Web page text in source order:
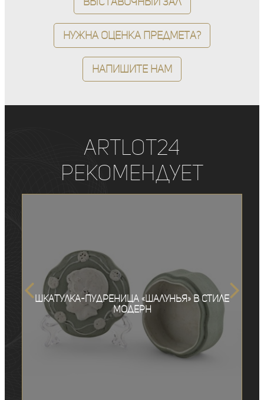
Нужна оценка предмета?
Напишите нам
ArtLot24
рекомендует
Шкатулка-пудреница «Шалунья» в стиле
модерн